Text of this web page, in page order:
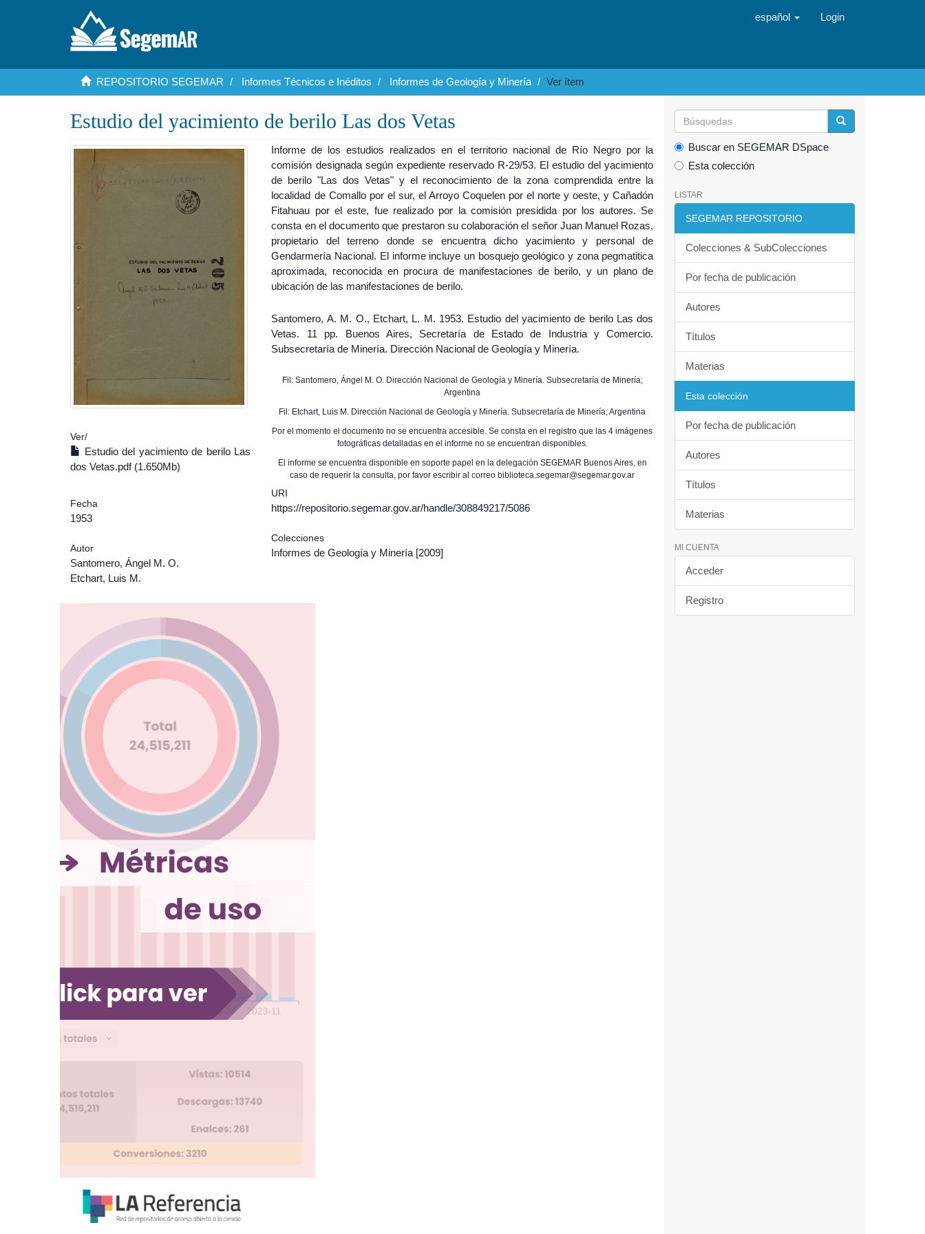
español Login
REPOSITORIO SEGEMAR Informes Técnicos e Inéditos Informes de Geología y Minería Ver ítem
Estudio del yacimiento de berilo Las dos Vetas
Ver/
Estudio del yacimiento de berilo Las
dos Vetas.pdf (1.650Mb)
Fecha
1953
Autor
Santomero, Ángel M. O.
Etchart, Luis M.
Informe de los estudios realizados en el territorio nacional de Río Negro por la
comisión designada según expediente reservado R-29/53. El estudio del yacimiento
de berilo "Las dos Vetas" y el reconocimiento de la zona comprendida entre la
localidad de Comallo por el sur, el Arroyo Coquelen por el norte y oeste, y Cañadón
Fitahuau por el este, fue realizado por la comisión presidida por los autores. Se
consta en el documento que prestaron su colaboración el señor Juan Manuel Rozas,
propietario del terreno donde se encuentra dicho yacimiento y personal de
Gendarmería Nacional. El informe incluye un bosquejo geológico y zona pegmatitica
aproximada, reconocida en procura de manifestaciones de berilo, y un plano de
ubicación de las manifestaciones de berilo.
Santomero, A. M. O., Etchart, L. M. 1953. Estudio del yacimiento de berilo Las dos
Vetas. 11 pp. Buenos Aires, Secretaría de Estado de Industria y Comercio.
Subsecretaría de Minería. Dirección Nacional de Geología y Minería.
Fil: Santomero, Ángel M. O. Dirección Nacional de Geología y Minería. Subsecretaría de Minería;
Argentina
Fil: Etchart, Luis M. Dirección Nacional de Geología y Minería. Subsecretaría de Minería; Argentina
Por el momento el documento no se encuentra accesible. Se consta en el registro que las 4 imágenes
fotográficas detalladas en el informe no se encuentran disponibles.
El informe se encuentra disponible en soporte papel en la delegación SEGEMAR Buenos Aires, en
caso de requerir la consulta, por favor escribir al correo biblioteca.segemar@segemar.gov.ar
URI
https://repositorio.segemar.gov.ar/handle/308849217/5086
Colecciones
Informes de Geología y Minería [2009]
Buscar en SEGEMAR DSpace
Esta colección
LISTAR
SEGEMAR REPOSITORIO
Colecciones & SubColecciones
Por fecha de publicación
Autores
Títulos
Materias
Esta colección
Por fecha de publicación
Autores
Títulos
Materias
MI CUENTA
Acceder
Registro